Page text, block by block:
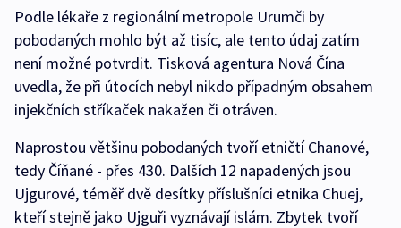
Podle lékaře z regionální metropole Urumči by
pobodaných mohlo být až tisíc, ale tento údaj zatím
není možné potvrdit. Tisková agentura Nová Čína
uvedla, že při útocích nebyl nikdo případným obsahem
injekčních stříkaček nakažen či otráven.
Naprostou většinu pobodaných tvoří etničtí Chanové,
tedy Číňané - přes 430. Dalších 12 napadených jsou
Ujgurové, téměř dvě desítky příslušníci etnika Chuej,
kteří stejně jako Ujguři vyznávají islám. Zbytek tvoří